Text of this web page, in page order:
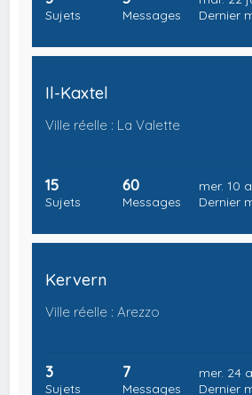
Sujets Messages
Dernier
Il-Kaxtel
Ville réelle : La Valette
15
Sujets
60
Messages
mer. 10
Dernier
Kervern
Ville réelle : Arezzo
3
Sujets
7
Messages
mer. 24
Dernier